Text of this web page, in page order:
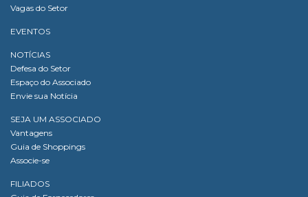
Vagas do Setor
EVENTOS
NOTÍCIAS
Defesa do Setor
Espaço do Associado
Envie sua Notícia
SEJA UM ASSOCIADO
Vantagens
Guia de Shoppings
Associe-se
FILIADOS